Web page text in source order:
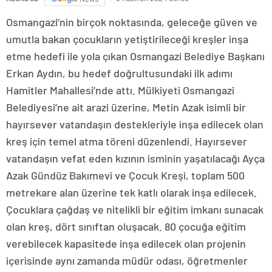
Osmangazi’nin birçok noktasında, geleceğe güven ve
umutla bakan çocukların yetiştirileceği kreşler inşa
etme hedefi ile yola çıkan Osmangazi Belediye Başkanı
Erkan Aydın, bu hedef doğrultusundaki ilk adımı
Hamitler Mahallesi’nde attı. Mülkiyeti Osmangazi
Belediyesi’ne ait arazi üzerine, Metin Azak isimli bir
hayırsever vatandaşın destekleriyle inşa edilecek olan
kreş için temel atma töreni düzenlendi. Hayırsever
vatandaşın vefat eden kızının isminin yaşatılacağı Ayça
Azak Gündüz Bakımevi ve Çocuk Kreşi, toplam 500
metrekare alan üzerine tek katlı olarak inşa edilecek.
Çocuklara çağdaş ve nitelikli bir eğitim imkanı sunacak
olan kreş, dört sınıftan oluşacak. 80 çocuğa eğitim
verebilecek kapasitede inşa edilecek olan projenin
içerisinde aynı zamanda müdür odası, öğretmenler